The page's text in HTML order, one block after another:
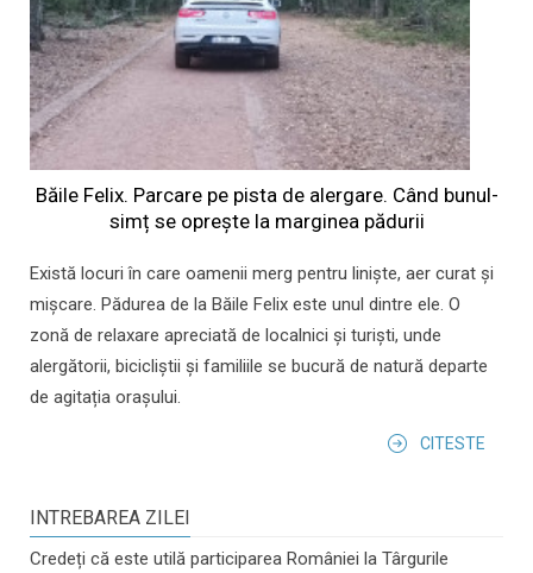
Băile Felix. Parcare pe pista de alergare. Când bunul-
simț se oprește la marginea pădurii
Există locuri în care oamenii merg pentru liniște, aer curat și
mișcare. Pădurea de la Băile Felix este unul dintre ele. O
zonă de relaxare apreciată de localnici și turiști, unde
alergătorii, bicicliștii și familiile se bucură de natură departe
de agitația orașului.
CITESTE
INTREBAREA ZILEI
Credeți că este utilă participarea României la Târgurile